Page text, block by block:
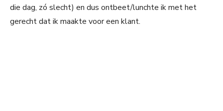
die dag, zó slecht) en dus ontbeet/lunchte ik met het
gerecht dat ik maakte voor een klant.